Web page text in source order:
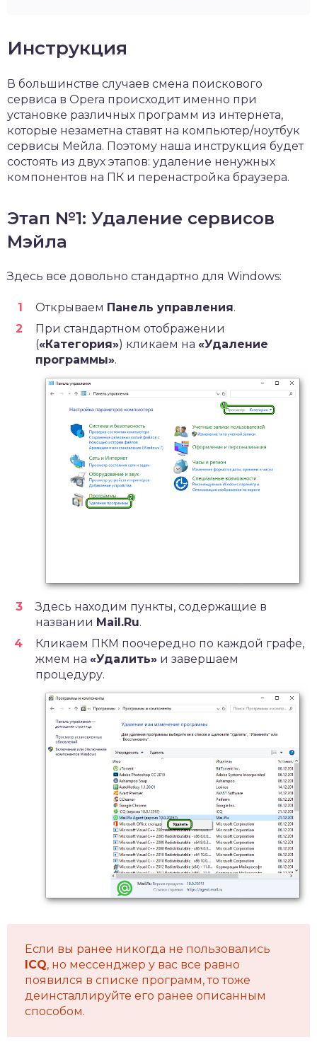
Инструкция
В большинстве случаев смена поискового
сервиса в Opera происходит именно при
установке различных программ из интернета,
которые незаметна ставят на компьютер/ноутбук
сервисы Мейла. Поэтому наша инструкция будет
состоять из двух этапов: удаление ненужных
компонентов на ПК и перенастройка браузера.
Этап №1: Удаление сервисов
Мэйла
Здесь все довольно стандартно для Windows:
Открываем Панель управления.
При стандартном отображении
(«Категория») кликаем на «Удаление
программы».
Здесь находим пункты, содержащие в
названии Mail.Ru.
Кликаем ПКМ поочередно по каждой графе,
жмем на «Удалить» и завершаем
процедуру.
Если вы ранее никогда не пользовались
ICQ, но мессенджер у вас все равно
появился в списке программ, то тоже
деинсталлируйте его ранее описанным
способом.